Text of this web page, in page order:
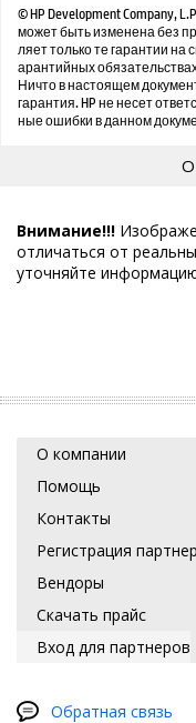
© HP Development Company,
может быть изменена без
ляет только те гарантии на
арантийных
Ничто в настоящем
гарантия. HP не несет
ные ошибки в данном
Внимание!!!
отличаться от
уточняйте
О компании
Помощь
Контакты
Регистрация
Вендоры
Скачать прайс
Вход для партнеров
Обратная связь